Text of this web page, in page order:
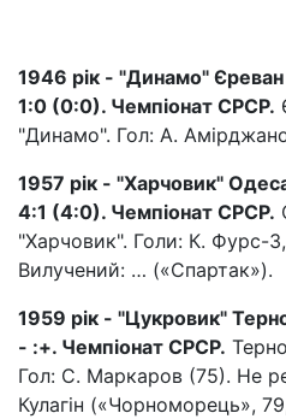
1946 рік - "Динамо"
1:0 (0:0). Чемпіонат СРСР.
"Динамо". Гол: А.
1957 рік - "Харчовик"
4:1 (4:0). Чемпіонат СРСР.
"Харчовик". Голи: К. Фурс-
Вилучений: … («Спартак»).
1959 рік - "Цукровик"
- :+. Чемпіонат СРСР.
Гол: С. Маркаров (75). Не
Кулагін («Чорноморець»,